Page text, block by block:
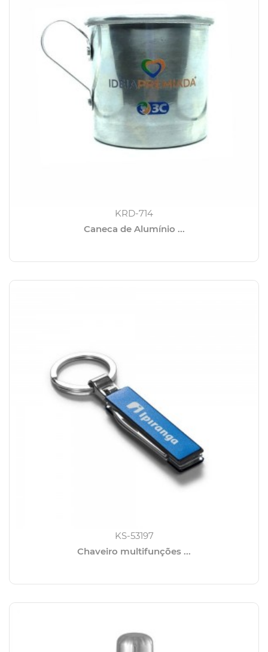
KRD-714
Caneca de Alumínio ...
KS-53197
Chaveiro multifunções ...